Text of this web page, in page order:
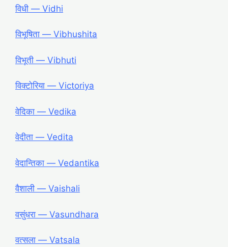
विधी ― Vidhi
विभूषिता ― Vibhushita
विभूती ― Vibhuti
विक्टोरिया ― Victoriya
वेदिका ― Vedika
वेदीता ― Vedita
वेदान्तिका ― Vedantika
वैशाली ― Vaishali
वसुंधरा ― Vasundhara
वत्सला ― Vatsala